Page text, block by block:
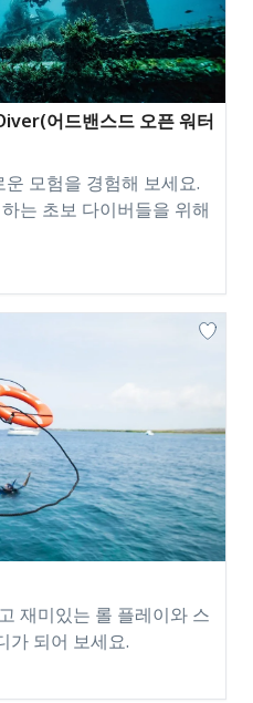
어드밴스드 오픈 워터
모험을 경험해 보세요.
는 초보 다이버들을 위해
재미있는 롤 플레이와 스
가 되어 보세요.